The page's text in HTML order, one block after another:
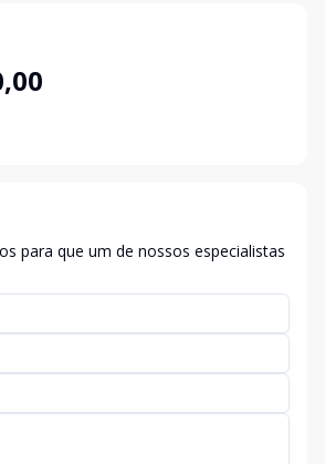
para que um de nossos especialistas